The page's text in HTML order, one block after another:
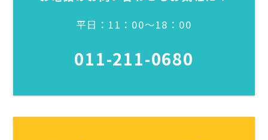
平日：11：00～18：00
011-211-0680